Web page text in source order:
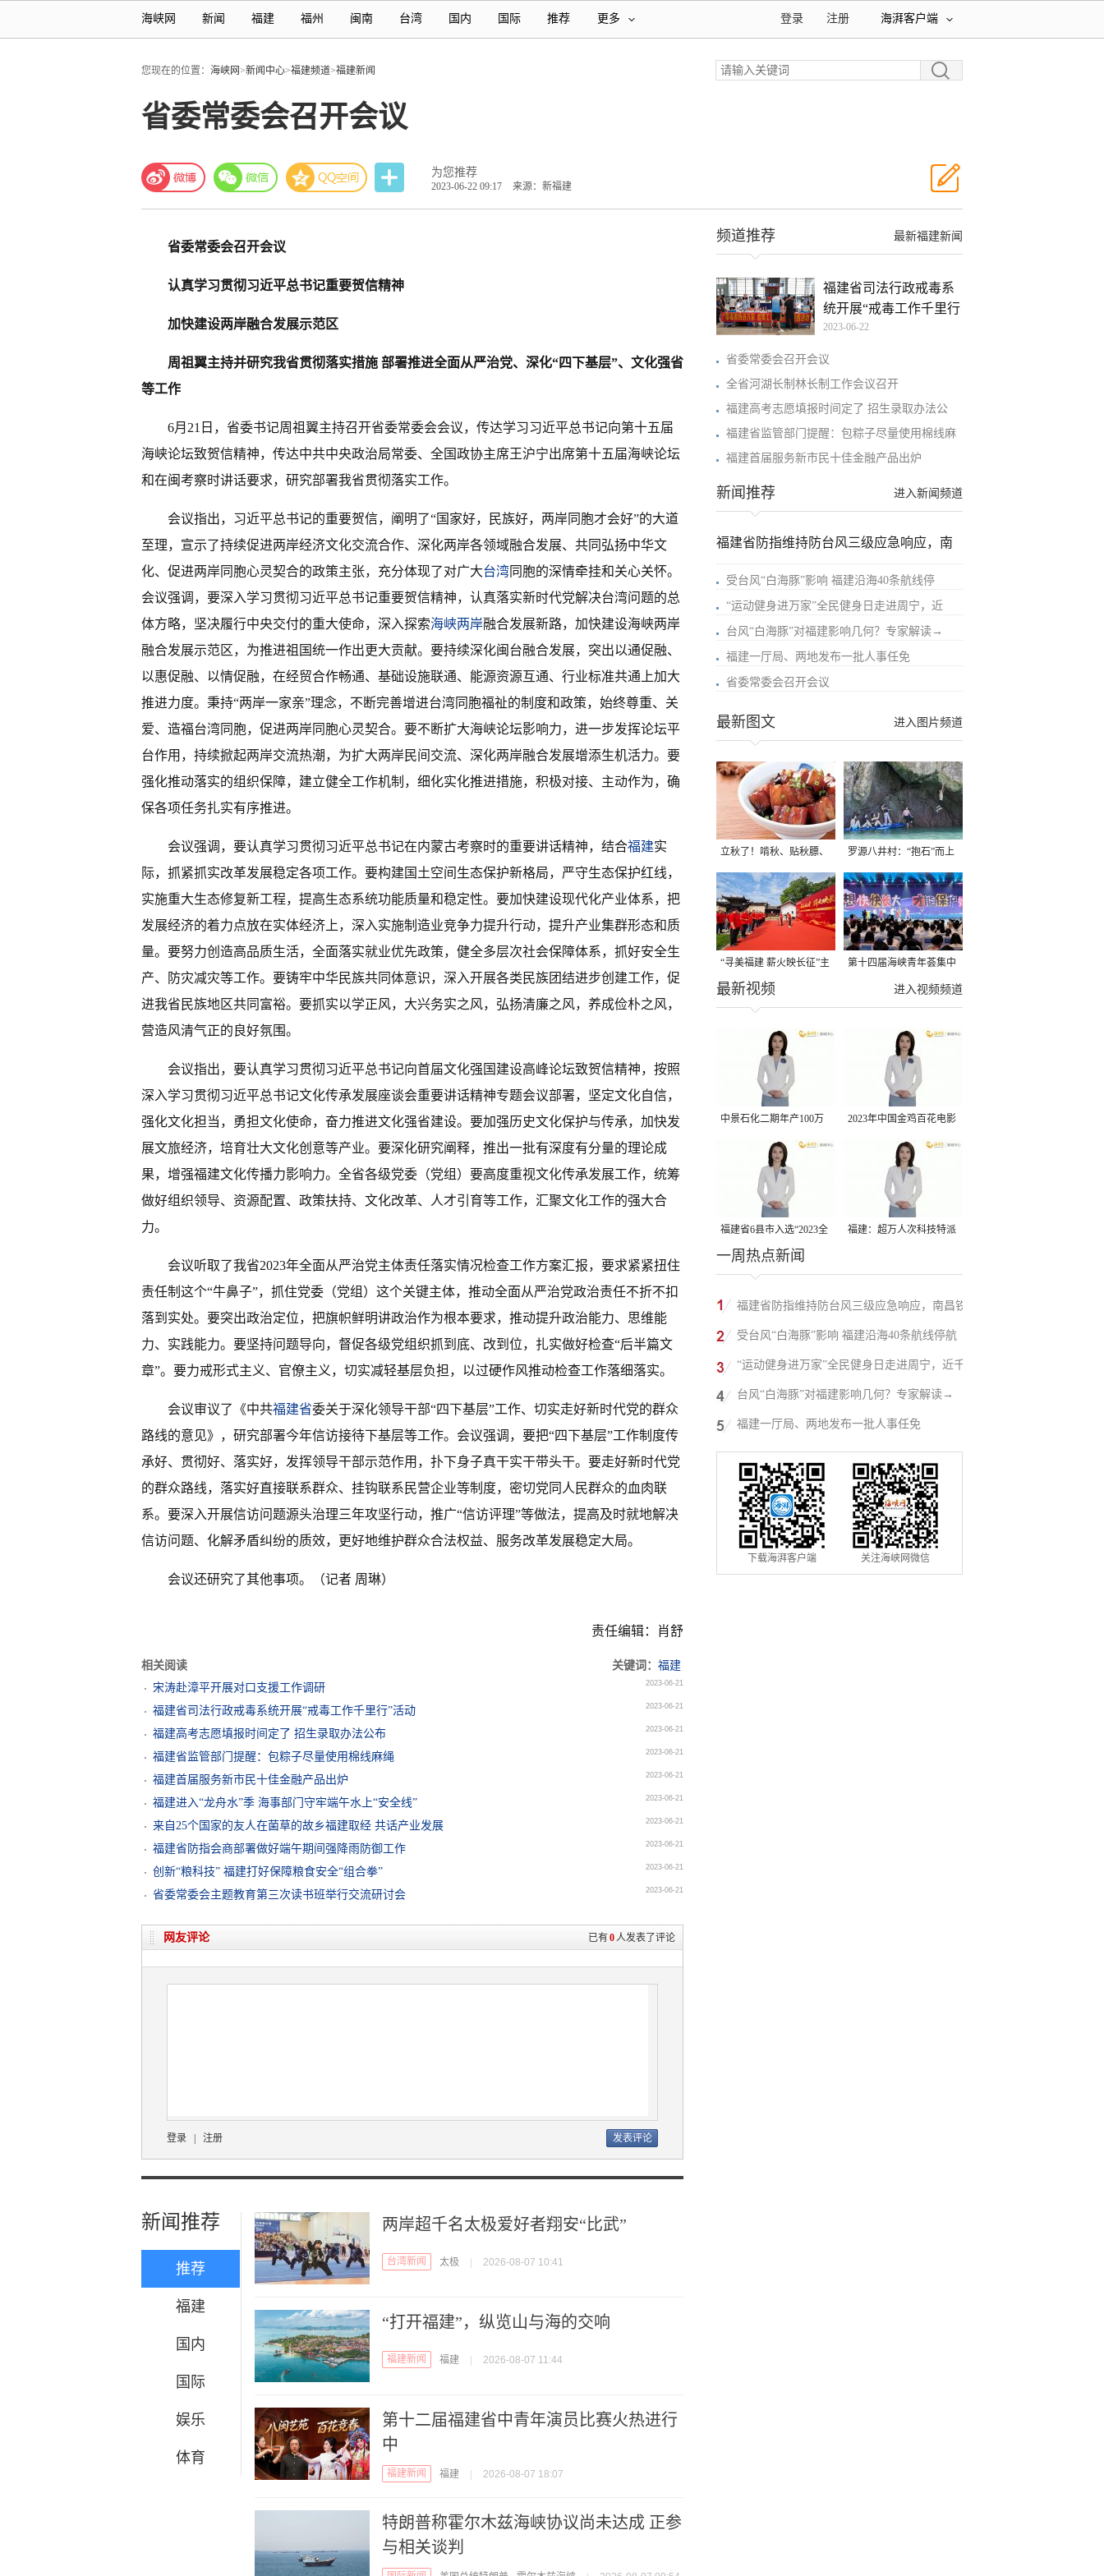
海峡网 新闻 福建 福州 闽南 台湾 国内 国际 推荐 更多 海湃客户端
注册
登录
您现在的位置： 海峡网>新闻中心>福建频道>福建新闻
省委常委会召开会议
为您推荐
2023-06-22 09:17 来源：新福建
省委常委会召开会议
认真学习贯彻习近平总书记重要贺信精神
加快建设两岸融合发展示范区
周祖翼主持并研究我省贯彻落实措施 部署推进全面从严治党、深化“四下基层”、文化强省
等工作
6月21日，省委书记周祖翼主持召开省委常委会会议，传达学习习近平总书记向第十五届
海峡论坛致贺信精神，传达中共中央政治局常委、全国政协主席王沪宁出席第十五届海峡论坛
和在闽考察时讲话要求，研究部署我省贯彻落实工作。
会议指出，习近平总书记的重要贺信，阐明了“国家好，民族好，两岸同胞才会好”的大道
至理，宣示了持续促进两岸经济文化交流合作、深化两岸各领域融合发展、共同弘扬中华文
化、促进两岸同胞心灵契合的政策主张，充分体现了对广大台湾同胞的深情牵挂和关心关怀。
会议强调，要深入学习贯彻习近平总书记重要贺信精神，认真落实新时代党解决台湾问题的总
体方略，坚决履行中央交付的重大使命，深入探索海峡两岸融合发展新路，加快建设海峡两岸
融合发展示范区，为推进祖国统一作出更大贡献。要持续深化闽台融合发展，突出以通促融、
以惠促融、以情促融，在经贸合作畅通、基础设施联通、能源资源互通、行业标准共通上加大
推进力度。秉持“两岸一家亲”理念，不断完善增进台湾同胞福祉的制度和政策，始终尊重、关
爱、造福台湾同胞，促进两岸同胞心灵契合。要不断扩大海峡论坛影响力，进一步发挥论坛平
台作用，持续掀起两岸交流热潮，为扩大两岸民间交流、深化两岸融合发展增添生机活力。要
强化推动落实的组织保障，建立健全工作机制，细化实化推进措施，积极对接、主动作为，确
保各项任务扎实有序推进。
会议强调，要认真学习贯彻习近平总书记在内蒙古考察时的重要讲话精神，结合福建实
际，抓紧抓实改革发展稳定各项工作。要构建国土空间生态保护新格局，严守生态保护红线，
实施重大生态修复新工程，提高生态系统功能质量和稳定性。要加快建设现代化产业体系，把
发展经济的着力点放在实体经济上，深入实施制造业竞争力提升行动，提升产业集群形态和质
量。要努力创造高品质生活，全面落实就业优先政策，健全多层次社会保障体系，抓好安全生
产、防灾减灾等工作。要铸牢中华民族共同体意识，深入开展各类民族团结进步创建工作，促
进我省民族地区共同富裕。要抓实以学正风，大兴务实之风，弘扬清廉之风，养成俭朴之风，
营造风清气正的良好氛围。
会议指出，要认真学习贯彻习近平总书记向首届文化强国建设高峰论坛致贺信精神，按照
深入学习贯彻习近平总书记文化传承发展座谈会重要讲话精神专题会议部署，坚定文化自信，
强化文化担当，勇担文化使命，奋力推进文化强省建设。要加强历史文化保护与传承，加快发
展文旅经济，培育壮大文化创意等产业。要深化研究阐释，推出一批有深度有分量的理论成
果，增强福建文化传播力影响力。全省各级党委（党组）要高度重视文化传承发展工作，统筹
做好组织领导、资源配置、政策扶持、文化改革、人才引育等工作，汇聚文化工作的强大合
力。
会议听取了我省2023年全面从严治党主体责任落实情况检查工作方案汇报，要求紧紧扭住
责任制这个“牛鼻子”，抓住党委（党组）这个关键主体，推动全面从严治党政治责任不折不扣
落到实处。要突出政治定位，把旗帜鲜明讲政治作为根本要求，推动提升政治能力、思维能
力、实践能力。要坚持问题导向，督促各级党组织抓到底、改到位，扎实做好检查“后半篇文
章”。要力戒形式主义、官僚主义，切实减轻基层负担，以过硬作风推动检查工作落细落实。
会议审议了《中共福建省委关于深化领导干部“四下基层”工作、切实走好新时代党的群众
路线的意见》，研究部署今年信访接待下基层等工作。会议强调，要把“四下基层”工作制度传
承好、贯彻好、落实好，发挥领导干部示范作用，扑下身子真干实干带头干。要走好新时代党
的群众路线，落实好直接联系群众、挂钩联系民营企业等制度，密切党同人民群众的血肉联
系。要深入开展信访问题源头治理三年攻坚行动，推广“信访评理”等做法，提高及时就地解决
信访问题、化解矛盾纠纷的质效，更好地维护群众合法权益、服务改革发展稳定大局。
会议还研究了其他事项。（记者 周琳）
责任编辑：肖舒
相关阅读 关键词： 福建
宋涛赴漳平开展对口支援工作调研
2023-06-21
福建省司法行政戒毒系统开展“戒毒工作千里行”活动 2023-06-21
福建高考志愿填报时间定了 招生录取办法公布 2023-06-21
福建省监管部门提醒：包粽子尽量使用棉线麻绳 2023-06-21
福建首届服务新市民十佳金融产品出炉 2023-06-21
福建进入“龙舟水”季 海事部门守牢端午水上“安全线” 2023-06-21
来自25个国家的友人在菌草的故乡福建取经 共话产业发展 2023-06-21
福建省防指会商部署做好端午期间强降雨防御工作 2023-06-21
创新“粮科技” 福建打好保障粮食安全“组合拳” 2023-06-21
省委常委会主题教育第三次读书班举行交流研讨会 2023-06-21
已有0人发表了评论
网友评论
登录 注册
新闻推荐
推荐
福建
国内
国际
娱乐
体育
两岸超千名太极爱好者翔安“比武”
台湾新闻 太极 2026-08-07 10:41
“打开福建”，纵览山与海的交响
福建新闻 福建 2026-08-07 11:44
第十二届福建省中青年演员比赛火热进行
中
福建新闻 福建 2026-08-07 18:07
特朗普称霍尔木兹海峡协议尚未达成 正参
与相关谈判
最新福建新闻
频道推荐
福建省司法行政戒毒系
统开展“戒毒工作千里行
2023-06-22
省委常委会召开会议
全省河湖长制林长制工作会议召开
福建高考志愿填报时间定了 招生录取办法公
福建省监管部门提醒：包粽子尽量使用棉线麻
福建首届服务新市民十佳金融产品出炉
进入新闻频道
新闻推荐
福建省防指维持防台风三级应急响应，南
受台风“白海豚”影响 福建沿海40条航线停
“运动健身进万家”全民健身日走进周宁，近
台风“白海豚”对福建影响几何？专家解读→
福建一厅局、两地发布一批人事任免
省委常委会召开会议
进入图片频道
最新图文
立秋了！啃秋、贴秋膘、
晒秋，福建人这样过才够
味→
罗源八井村：“抱石”而上
“寻美福建 薪火映长征”主
题活动在龙岩长汀启动
第十四届海峡青年荟集中
阶段活动在福州举行
进入视频频道
最新视频
中景石化二期年产100万
吨丙烷脱氢项目建成中交
2023年中国金鸡百花电影
节有福电影巡展31日启动
福建省6县市入选“2023全
国县域发展潜力百强县”
福建：超万人次科技特派
一周热点新闻
福建省防指维持防台风三级应急响应，南昌铁
路停运部分旅客列车→
受台风“白海豚”影响 福建沿海40条航线停航
“运动健身进万家”全民健身日走进周宁，近千
人徒步云端
台风“白海豚”对福建影响几何？专家解读→
福建一厅局、两地发布一批人事任免
下载海湃客户端 关注海峡网微信